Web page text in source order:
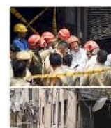
SPORT
SHENDETI
JETA
Gallery